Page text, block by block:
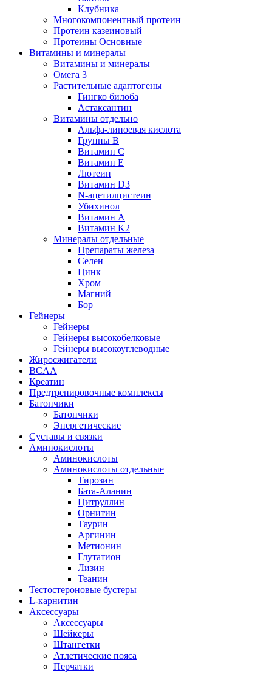
Клубника
Многокомпонентный протеин
Протеин казеиновый
Протеины Основные
Витамины и минералы
Витамины и минералы
Омега 3
Растительные адаптогены
Гингко билоба
Астаксантин
Витамины отдельно
Альфа-липоевая кислота
Группы B
Витамин С
Витамин Е
Лютеин
Витамин D3
N-ацетилцистеин
Убихинол
Витамин А
Витамин K2
Минералы отдельные
Препараты железа
Селен
Цинк
Хром
Магний
Бор
Гейнеры
Гейнеры
Гейнеры высокобелковые
Гейнеры высокоуглеводные
Жиросжигатели
BCAA
Креатин
Предтренировочные комплексы
Батончики
Батончики
Энергетические
Суставы и связки
Аминокислоты
Аминокислоты
Аминокислоты отдельные
Тирозин
Бата-Аланин
Цитруллин
Орнитин
Таурин
Аргинин
Метионин
Глутатион
Лизин
Теанин
Тестостероновые бустеры
L-карнитин
Аксессуары
Аксессуары
Шейкеры
Штангетки
Атлетические пояса
Перчатки